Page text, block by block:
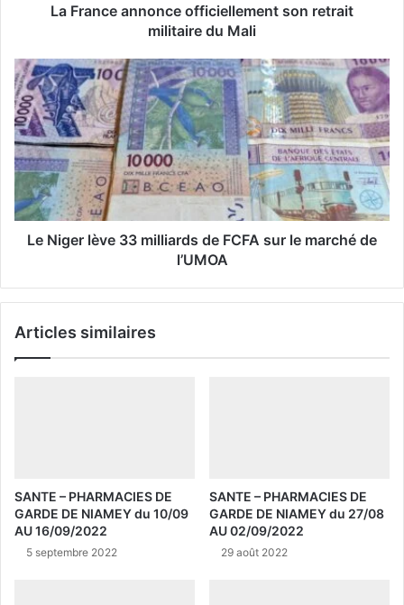
m
a
i
l
La France annonce officiellement son retrait
militaire du Mali
Le Niger lève 33 milliards de FCFA sur le marché de
l’UMOA
Articles similaires
SANTE – PHARMACIES DE
GARDE DE NIAMEY du 10/09
AU 16/09/2022
5 septembre 2022
SANTE – PHARMACIES DE
GARDE DE NIAMEY du 27/08
AU 02/09/2022
29 août 2022